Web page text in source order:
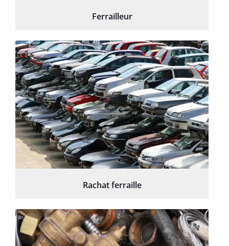
Ferrailleur
Rachat ferraille